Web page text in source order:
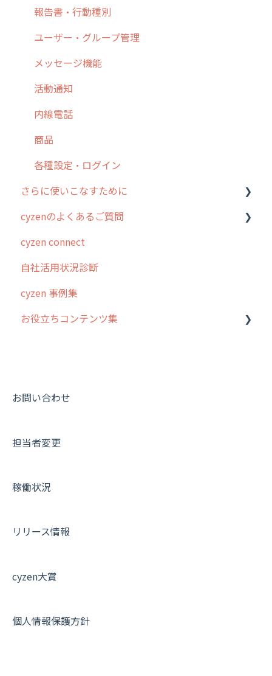
8. 用語集
9. もっと便利に利用するための設定
10.ユーザー向けおすすめの使い方
【業界業種別】cyzen設定方法
勤怠管理
活動通知
パフォーマンス
帳票出力
メッセージ・ファイル添付
商品
各種設定・その他
履歴
メンバー
メッセージ
パフォーマンス
外部リンク
お知らせ
設定
報告書・行動種別
ユーザー・グループ管理
メッセージ機能
活動通知
内線電話
商品
各種設定・ログイン
さらに使いこなすために
はじめに
スポット・ステータス関連オプション
交通費自動計算
安全走行支援
写真管理・高画質化
その他オプション
契約・その他
cyzenのよくあるご質問
ログインについて
グループ・ユーザーについて
GPS・位置情報 について
ルート自動記録 について
報告書について
メンバー画面について
その他よくある質問
cyzen connect
自社活用状況診断
cyzen 事例集
お役立ちコンテンツ集
動画集：共通
お問い合わせ
担当者変更
稼働状況
リリース情報
cyzen大賞
個人情報保護方針